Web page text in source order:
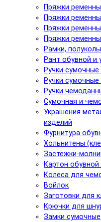
Пряжки
Пряжки
Пряжки
Пряжки
Рамки,
Рант обувной и
Ручки сумочные
Ручки сумочные
Ручки
Сумочная и
Украшения
изделий
Фурнитура
Хольнитены
Застежки-
Картон
Колеса для
Войлок
Заготовки для
Крючки для
Замки сумочные